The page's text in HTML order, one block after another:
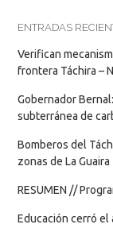
ENTRADAS
Verifican
frontera Táchira –
Gobernador
subterránea de
Bomberos del
zonas de La Guaira
RESUMEN //
Educación cerró el